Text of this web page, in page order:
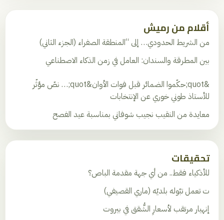
أقلام من رميش
من الشريط الحدودي… إلى “المنطقة الصفراء (الجزء الثاني)
بين المطرقة والسندان: العامل في زمن الذكاء الاصطناعي
&quot;حكّموا الضمائر قبل فوات الأوان&quot;… نصّ مؤثّر
للأستاذ طوني خوري عن الإنتخابات
معايدة من النقيب نجيب شوفاني بمناسبة عيد الفصح
تحقيقات
للأذكياء فقط.. من أي جهة مقدمة الباص؟
ت تعمل تبّوله بلديّه (ماري القصيفي)
إنهيار مرتقب لأسعارِ الشُّقق في بيروت